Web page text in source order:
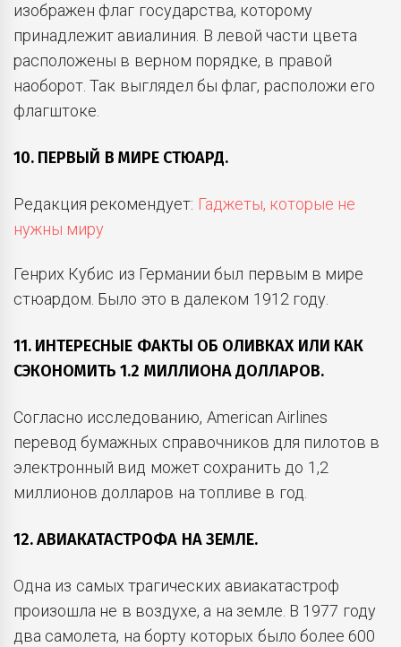
изображен флаг государства, которому
принадлежит авиалиния. В левой части цвета
расположены в верном порядке, в правой
наоборот. Так выглядел бы флаг, расположи его
флагштоке.
10. ПЕРВЫЙ В МИРЕ СТЮАРД.
Редакция рекомендует: Гаджеты, которые не
нужны миру
Генрих Кубис из Германии был первым в мире
стюардом. Было это в далеком 1912 году.
11. ИНТЕРЕСНЫЕ ФАКТЫ ОБ ОЛИВКАХ ИЛИ КАК
СЭКОНОМИТЬ 1.2 МИЛЛИОНА ДОЛЛАРОВ.
Согласно исследованию, American Airlines
перевод бумажных справочников для пилотов в
электронный вид может сохранить до 1,2
миллионов долларов на топливе в год.
12. АВИАКАТАСТРОФА НА ЗЕМЛЕ.
Одна из самых трагических авиакатастроф
произошла не в воздухе, а на земле. В 1977 году
два самолета, на борту которых было более 600